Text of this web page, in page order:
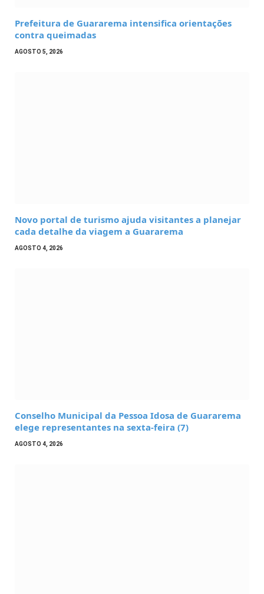
Prefeitura de Guararema intensifica orientações
contra queimadas
AGOSTO 5, 2026
Novo portal de turismo ajuda visitantes a planejar
cada detalhe da viagem a Guararema
AGOSTO 4, 2026
Conselho Municipal da Pessoa Idosa de Guararema
elege representantes na sexta-feira (7)
AGOSTO 4, 2026